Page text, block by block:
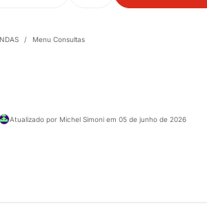
/ Menu Consultas
Atualizado por Michel Simoni em 05 de junho de 2026